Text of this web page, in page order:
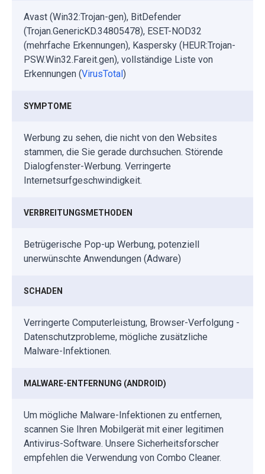
Avast (Win32:Trojan-gen), BitDefender
(Trojan.GenericKD.34805478), ESET-NOD32
(mehrfache Erkennungen), Kaspersky (HEUR:Trojan-
PSW.Win32.Fareit.gen), vollständige Liste von
Erkennungen (VirusTotal)
SYMPTOME
Werbung zu sehen, die nicht von den Websites
stammen, die Sie gerade durchsuchen. Störende
Dialogfenster-Werbung. Verringerte
Internetsurfgeschwindigkeit.
VERBREITUNGSMETHODEN
Betrügerische Pop-up Werbung, potenziell
unerwünschte Anwendungen (Adware)
SCHADEN
Verringerte Computerleistung, Browser-Verfolgung -
Datenschutzprobleme, mögliche zusätzliche
Malware-Infektionen.
MALWARE-ENTFERNUNG (ANDROID)
Um mögliche Malware-Infektionen zu entfernen,
scannen Sie Ihren Mobilgerät mit einer legitimen
Antivirus-Software. Unsere Sicherheitsforscher
empfehlen die Verwendung von Combo Cleaner.